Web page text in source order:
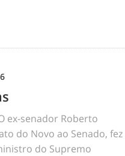
ex-senador Roberto
do Novo ao Senado, fez
do Supremo